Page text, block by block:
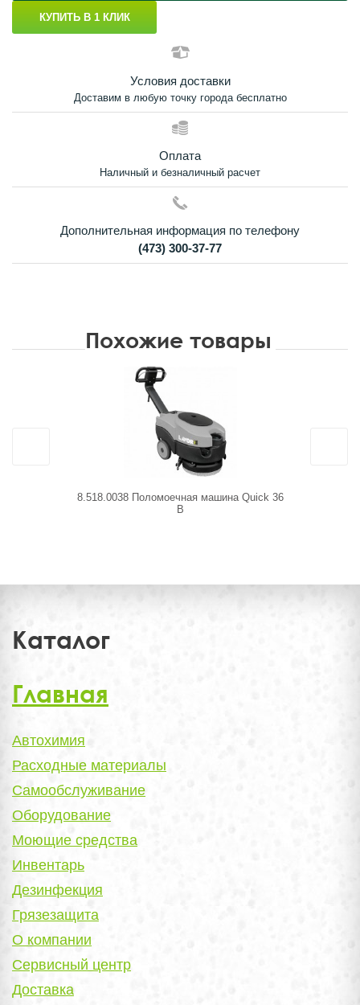
КУПИТЬ В 1 КЛИК
Условия доставки
Доставим в любую точку города бесплатно
Оплата
Наличный и безналичный расчет
Дополнительная информация по телефону
(473) 300-37-77
Похожие товары
8.518.0038 Поломоечная машина Quick 36
B
Каталог
Главная
Автохимия
Расходные материалы
Самообслуживание
Оборудование
Моющие средства
Инвентарь
Дезинфекция
Грязезащита
О компании
Сервисный центр
Доставка